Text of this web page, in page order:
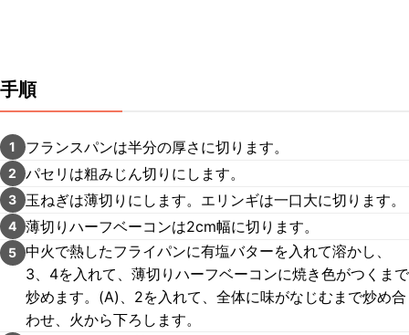
手順
1 フランスパンは半分の厚さに切ります。
2 パセリは粗みじん切りにします。
3 玉ねぎは薄切りにします。エリンギは一口大に切ります。
4 薄切りハーフベーコンは2cm幅に切ります。
5 中火で熱したフライパンに有塩バターを入れて溶かし、
3、4を入れて、薄切りハーフベーコンに焼き色がつくまで
炒めます。(A)、2を入れて、全体に味がなじむまで炒め合
わせ、火から下ろします。